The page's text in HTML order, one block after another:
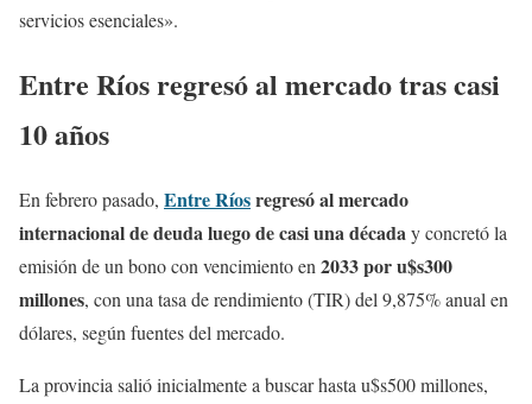
servicios esenciales».
Entre Ríos regresó al mercado tras casi
10 años
En febrero pasado, Entre Ríosregresó al mercado
internacional de deuda luego de casi una décaday concretó la
emisión de un bono con vencimiento en2033 por u$s300
millones, con una tasa de rendimiento (TIR) del 9,875% anual en
dólares, según fuentes del mercado.
La provincia salió inicialmente a buscar hasta u$s500 millones,